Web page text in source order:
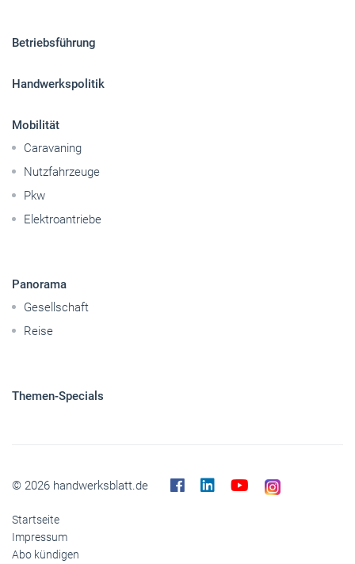
Betriebsführung
Handwerkspolitik
Mobilität
Caravaning
Nutzfahrzeuge
Pkw
Elektroantriebe
Panorama
Gesellschaft
Reise
Themen-Specials
© 2026 handwerksblatt.de
Startseite
Impressum
Abo kündigen